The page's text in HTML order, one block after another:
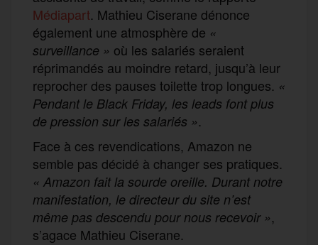
Médiapart. Mathieu Ciserane dénonce
également une atmosphère de «
surveillance » où les salariés seraient
réprimandés au moindre retard, jusqu’à leur
reprocher des pauses toilette trop longues. «
Pendant le Black Friday, les leads font plus
de pression sur les salariés ».
Face à ces revendications, Amazon ne
semble pas décidé à changer ses pratiques.
« Amazon fait la sourde oreille. Durant notre
manifestation, le directeur du site n’est
même pas descendu pour nous recevoir »,
s’agace Mathieu Ciserane.